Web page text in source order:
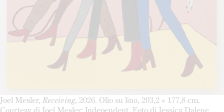
Joel Mesler, Receiving, 2026. Olio su lino, 203,2 × 177,8 cm.